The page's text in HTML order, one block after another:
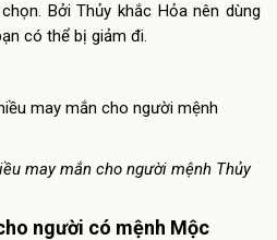
Bởi Thủy khắc Hỏa nên dùng
có thể bị giảm đi.
may mắn cho người mệnh Thủy
người có mệnh Mộc